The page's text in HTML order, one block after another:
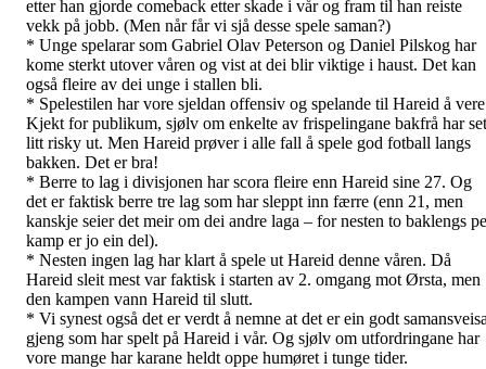
etter han gjorde comeback etter skade i vår og fram til han reiste
vekk på jobb. (Men når får vi sjå desse spele saman?)
* Unge spelarar som Gabriel Olav Peterson og Daniel Pilskog har
kome sterkt utover våren og vist at dei blir viktige i haust. Det kan
også fleire av dei unge i stallen bli.
* Spelestilen har vore sjeldan offensiv og spelande til Hareid å
Kjekt for publikum, sjølv om enkelte av frispelingane bakfrå har
litt risky ut. Men Hareid prøver i alle fall å spele god fotball langs
bakken. Det er bra!
* Berre to lag i divisjonen har scora fleire enn Hareid sine 27. Og
det er faktisk berre tre lag som har sleppt inn færre (enn 21, men
kanskje seier det meir om dei andre laga – for nesten to baklengs
kamp er jo ein del).
* Nesten ingen lag har klart å spele ut Hareid denne våren. Då
Hareid sleit mest var faktisk i starten av 2. omgang mot Ørsta, men
den kampen vann Hareid til slutt.
* Vi synest også det er verdt å nemne at det er ein godt
gjeng som har spelt på Hareid i vår. Og sjølv om utfordringane har
vore mange har karane heldt oppe humøret i tunge tider.